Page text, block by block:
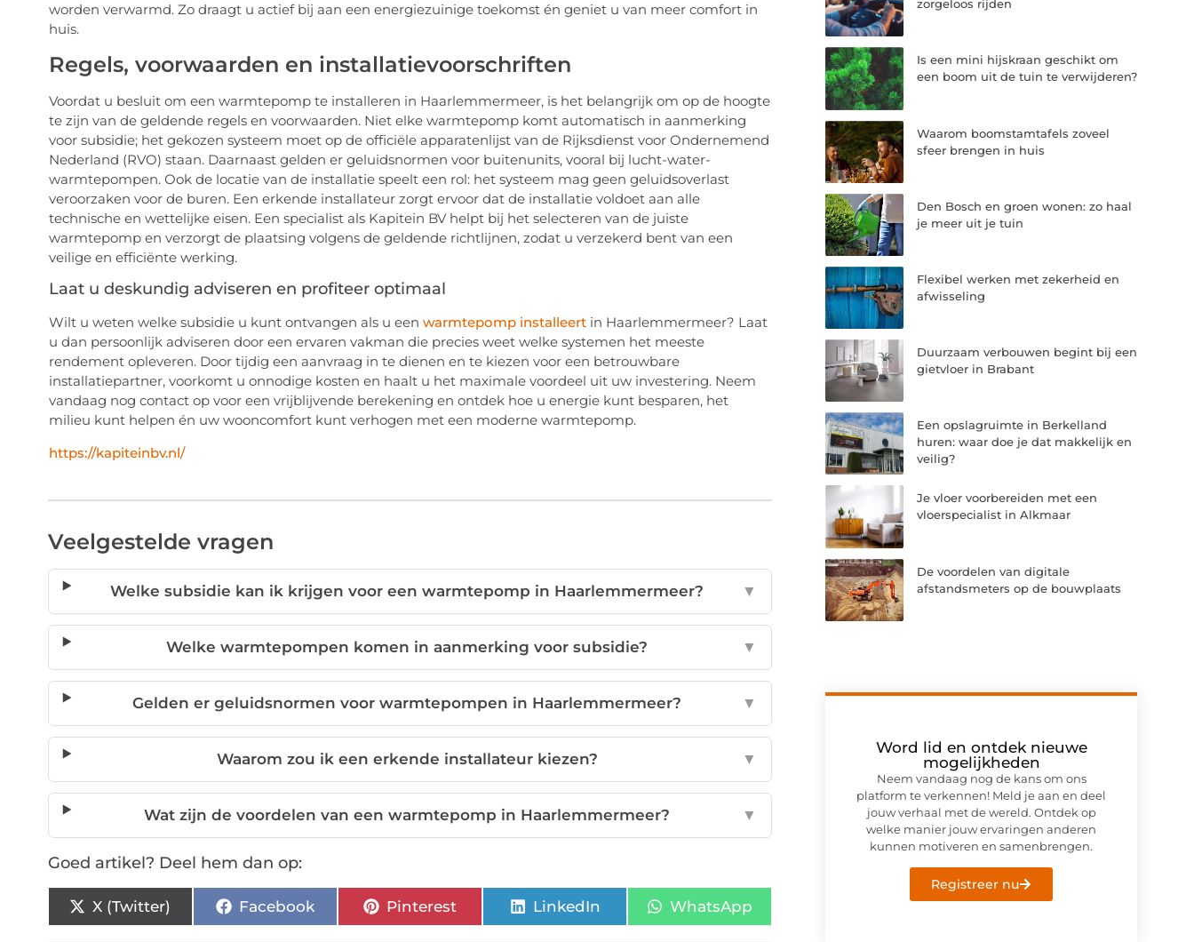
worden verwarmd. Zo draagt u actief bij aan een energiezuinige toekomst én geniet u van meer comfort in
huis.
Regels, voorwaarden en installatievoorschriften
Voordat u besluit om een warmtepomp te installeren in Haarlemmermeer, is het belangrijk om op de hoogte
te zijn van de geldende regels en voorwaarden. Niet elke warmtepomp komt automatisch in aanmerking
voor subsidie; het gekozen systeem moet op de officiële apparatenlijst van de Rijksdienst voor Ondernemend
Nederland (RVO) staan. Daarnaast gelden er geluidsnormen voor buitenunits, vooral bij lucht-water-
warmtepompen. Ook de locatie van de installatie speelt een rol: het systeem mag geen geluidsoverlast
veroorzaken voor de buren. Een erkende installateur zorgt ervoor dat de installatie voldoet aan alle
technische en wettelijke eisen. Een specialist als Kapitein BV helpt bij het selecteren van de juiste
warmtepomp en verzorgt de plaatsing volgens de geldende richtlijnen, zodat u verzekerd bent van een
veilige en efficiënte werking.
Laat u deskundig adviseren en profiteer optimaal
Wilt u weten welke subsidie u kunt ontvangen als u een warmtepomp installeertin Haarlemmermeer? Laat
u dan persoonlijk adviseren door een ervaren vakman die precies weet welke systemen het meeste
rendement opleveren. Door tijdig een aanvraag in te dienen en te kiezen voor een betrouwbare
installatiepartner, voorkomt u onnodige kosten en haalt u het maximale voordeel uit uw investering. Neem
vandaag nog contact op voor een vrijblijvende berekening en ontdek hoe u energie kunt besparen, het
milieu kunt helpen én uw wooncomfort kunt verhogen met een moderne warmtepomp.
https://kapiteinbv.nl/
Veelgestelde vragen
Welke subsidie kan ik krijgen voor een warmtepomp in Haarlemmermeer? ▼
Welke warmtepompen komen in aanmerking voor subsidie? ▼
Gelden er geluidsnormen voor warmtepompen in Haarlemmermeer? ▼
Waarom zou ik een erkende installateur kiezen? ▼
Wat zijn de voordelen van een warmtepomp in Haarlemmermeer? ▼
Goed artikel? Deel hem dan op:
X (Twitter) Facebook Pinterest LinkedIn WhatsApp
zorgeloos rijden
Is een mini hijskraan geschikt om
een boom uit de tuin te verwijderen?
Waarom boomstamtafels zoveel
sfeer brengen in huis
Den Bosch en groen wonen: zo haal
je meer uit je tuin
Flexibel werken met zekerheid en
afwisseling
Duurzaam verbouwen begint bij een
gietvloer in Brabant
Een opslagruimte in Berkelland
huren: waar doe je dat makkelijk en
veilig?
Je vloer voorbereiden met een
vloerspecialist in Alkmaar
De voordelen van digitale
afstandsmeters op de bouwplaats
Word lid en ontdek nieuwe
mogelijkheden
Neem vandaag nog de kans om ons
platform te verkennen! Meld je aan en deel
jouw verhaal met de wereld. Ontdek op
welke manier jouw ervaringen anderen
kunnen motiveren en samenbrengen.
Registreer nu